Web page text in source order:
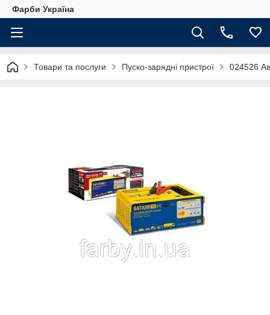
Фарби Україна
Товари та послуги Пуско-зарядні пристрої 024526